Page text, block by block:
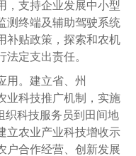
，支持企业发展中小型
测终端及辅助驾驶系统
补贴政策，探索和农机
定支出责任。
。建立省、州
业科技推广机制，实施
织科技服务员到田间地
立农业产业科技增收示
户合作经营、创新发展